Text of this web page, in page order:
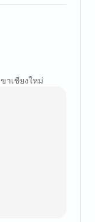
าเชียงใหม่